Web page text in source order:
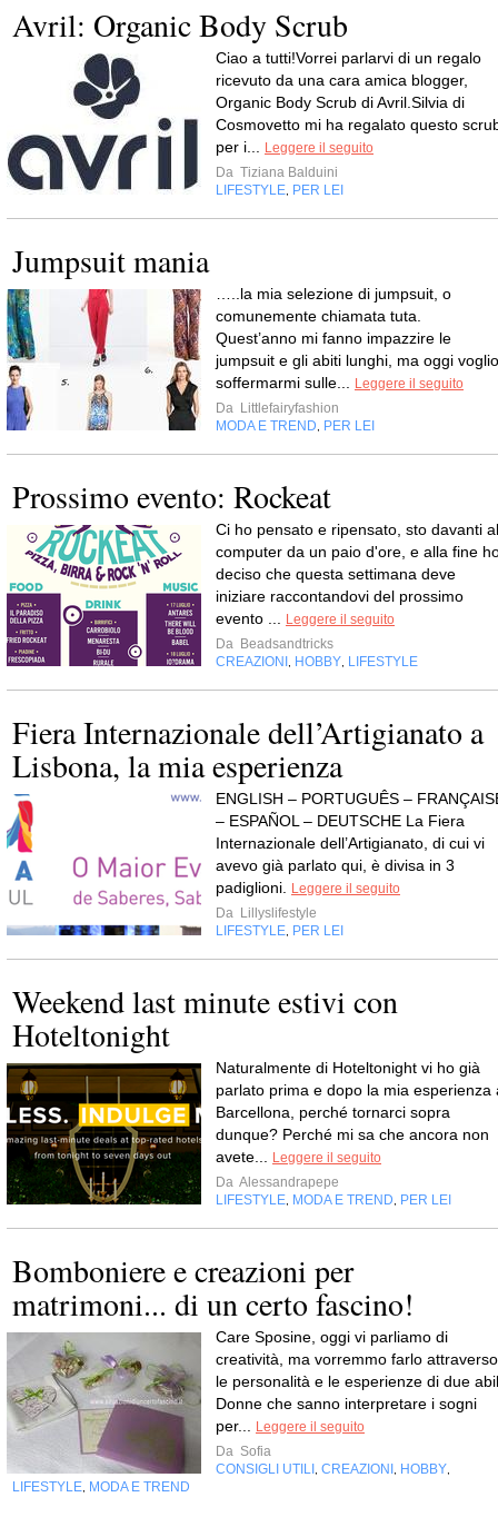
Avril: Organic Body Scrub
Ciao a tutti!Vorrei parlarvi di un regalo
ricevuto da una cara amica blogger,
Organic Body Scrub di Avril.Silvia di
Cosmovetto mi ha regalato questo
per i...
Leggere il seguito
Da Tiziana Balduini
LIFESTYLE PER LEI
Jumpsuit mania
…..la mia selezione di jumpsuit, o
comunemente chiamata tuta.
Quest’anno mi fanno impazzire le
jumpsuit e gli abiti lunghi, ma oggi voglio
soffermarmi sulle...
Leggere il seguito
Da Littlefairyfashion
MODA E TREND PER LEI
Prossimo evento: Rockeat
Ci ho pensato e ripensato, sto davanti al
computer da un paio d'ore, e alla fine
deciso che questa settimana deve
iniziare raccontandovi del prossimo
evento ...
Leggere il seguito
Da Beadsandtricks
CREAZIONI HOBBY LIFESTYLE
Fiera Internazionale dell’Artigianato a
Lisbona, la mia esperienza
ENGLISH – PORTUGUÊS –
– ESPAÑOL – DEUTSCHE La Fiera
Internazionale dell’Artigianato, di cui vi
avevo già parlato qui, è divisa in 3
padiglioni.
Leggere il seguito
Da Lillyslifestyle
LIFESTYLE PER LEI
Weekend last minute estivi con
Hoteltonight
Naturalmente di Hoteltonight vi ho già
parlato prima e dopo la mia esperienza
Barcellona, perché tornarci sopra
dunque? Perché mi sa che ancora non
avete...
Leggere il seguito
Da Alessandrapepe
LIFESTYLE MODA E TREND PER LEI
Bomboniere e creazioni per
matrimoni... di un certo fascino!
Care Sposine, oggi vi parliamo di
creatività, ma vorremmo farlo attraverso
le personalità e le esperienze di due
Donne che sanno interpretare i sogni
per...
Leggere il seguito
Da Sofia
CONSIGLI UTILI CREAZIONI HOBBY
LIFESTYLE MODA E TREND